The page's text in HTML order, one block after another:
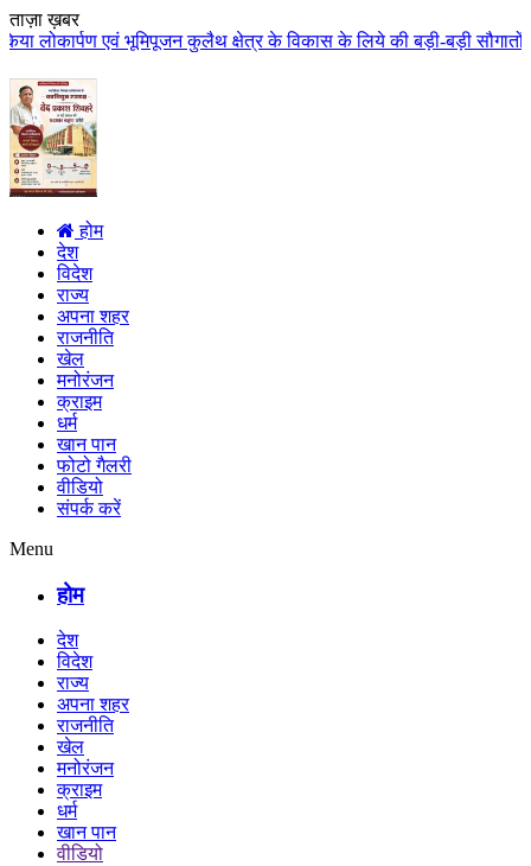
ताज़ा ख़बर
क्षेत्र के विकास के लिये की बड़ी-बड़ी सौगातों की घोषणा कुलैथ क्षेत्र
होम
देश
विदेश
राज्य
अपना शहर
राजनीति
खेल
मनोरंजन
क्राइम
धर्म
खान पान
फोटो गैलरी
वीडियो
संपर्क करें
Menu
होम
देश
विदेश
राज्य
अपना शहर
राजनीति
खेल
मनोरंजन
क्राइम
धर्म
खान पान
वीडियो